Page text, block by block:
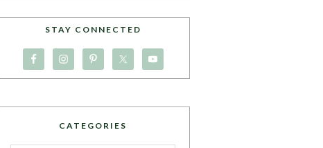
STAY CONNECTED
CATEGORIES